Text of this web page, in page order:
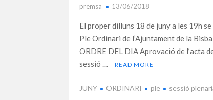
premsa 13/06/2018
El proper dilluns 18 de juny a les 19h
Ple Ordinari de l’Ajuntament de la
ORDRE DEL DIA Aprovació de l’acta
sessió …
READ MORE
JUNY ORDINARI ple sessió